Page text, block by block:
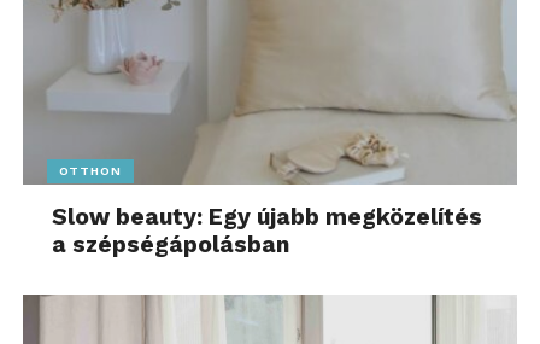
OTTHON
Slow beauty: Egy újabb megközelítés
a szépségápolásban